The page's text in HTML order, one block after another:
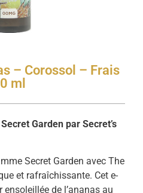
– Corossol – Frais
ml
Garden par Secret’s
Secret Garden avec The
et rafraîchissante. Cet e-
de l’ananas au